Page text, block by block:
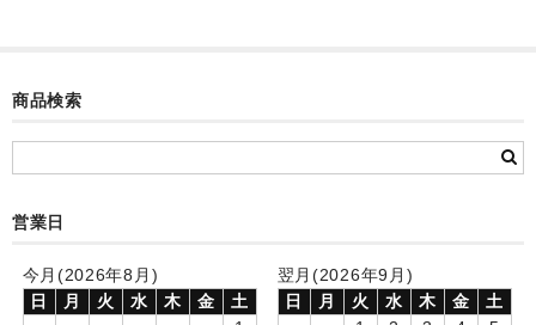
自作オリジナル時計
卒園DVDアルバム
園や先生への贈り物
商品検索
営業日
今月(2026年8月)
日
月 火 水 木 金
土
翌月(2026年9月)
日
月 火 水 木 金
土